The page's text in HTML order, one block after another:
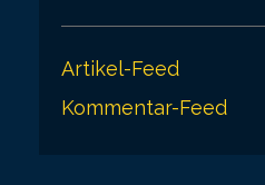
Artikel-Feed
Kommentar-Feed